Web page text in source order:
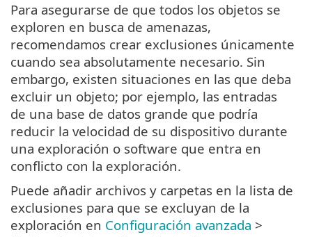
Para asegurarse de que todos los objetos se
exploren en busca de amenazas,
recomendamos crear exclusiones únicamente
cuando sea absolutamente necesario. Sin
embargo, existen situaciones en las que deba
excluir un objeto; por ejemplo, las entradas
de una base de datos grande que podría
reducir la velocidad de su dispositivo durante
una exploración o software que entra en
conflicto con la exploración.
Puede añadir archivos y carpetas en la lista de
exclusiones para que se excluyan de la
exploración en Configuración avanzada >